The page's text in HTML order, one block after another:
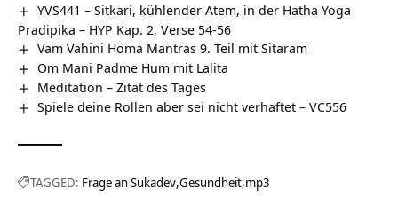
YVS441 – Sitkari, kühlender Atem, in der Hatha Yoga
Pradipika – HYP Kap. 2, Verse 54-56
Vam Vahini Homa Mantras 9. Teil mit Sitaram
Om Mani Padme Hum mit Lalita
Meditation – Zitat des Tages
Spiele deine Rollen aber sei nicht verhaftet – VC556
TAGGED: Frage an Sukadev Gesundheit mp3